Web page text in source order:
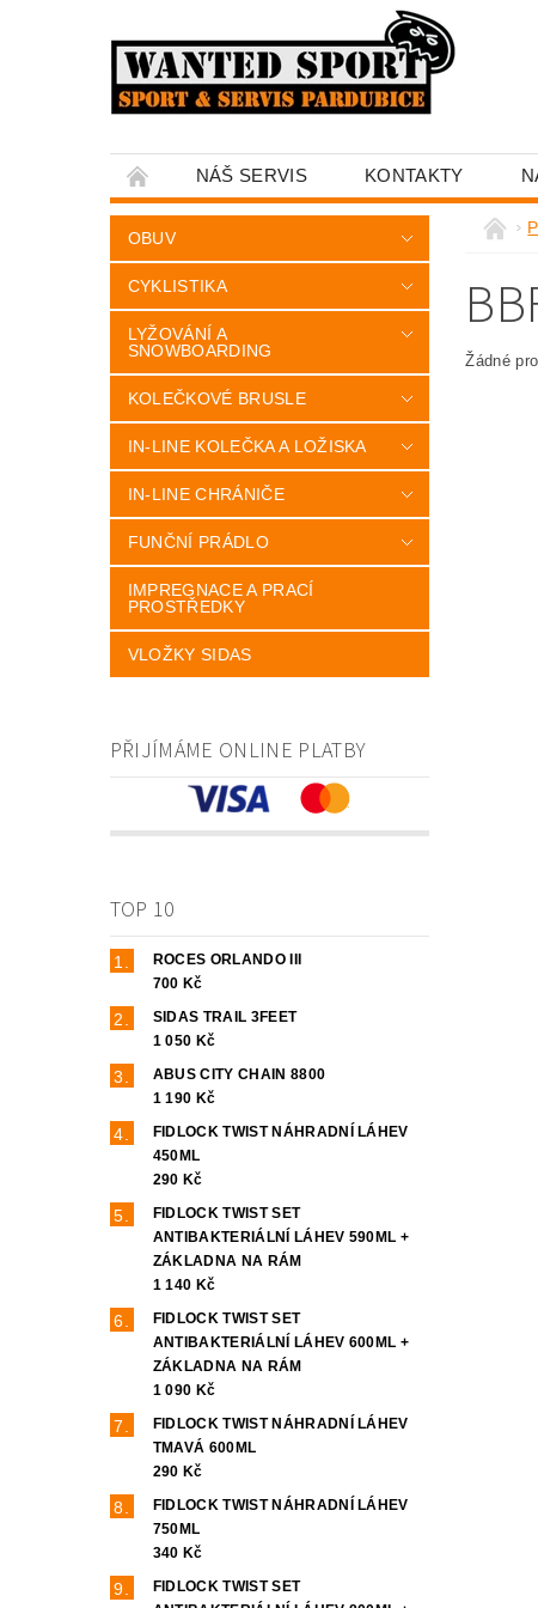
NÁŠ SERVIS KONTAKTY
OBUV
CYKLISTIKA
LYŽOVÁNÍ A
SNOWBOARDING
KOLEČKOVÉ BRUSLE
IN-LINE KOLEČKA A LOŽISKA
IN-LINE CHRÁNIČE
FUNČNÍ PRÁDLO
IMPREGNACE A PRACÍ
PROSTŘEDKY
VLOŽKY SIDAS
PŘIJÍMÁME ONLINE PLATBY
TOP 10
ROCES ORLANDO III
700 Kč
SIDAS TRAIL 3FEET
1 050 Kč
ABUS CITY CHAIN 8800
1 190 Kč
FIDLOCK TWIST NÁHRADNÍ LÁHEV
450ML
290 Kč
FIDLOCK TWIST SET
ANTIBAKTERIÁLNÍ LÁHEV 590ML +
ZÁKLADNA NA RÁM
1 140 Kč
FIDLOCK TWIST SET
ANTIBAKTERIÁLNÍ LÁHEV 600ML +
ZÁKLADNA NA RÁM
1 090 Kč
FIDLOCK TWIST NÁHRADNÍ LÁHEV
TMAVÁ 600ML
290 Kč
FIDLOCK TWIST NÁHRADNÍ LÁHEV
750ML
340 Kč
FIDLOCK TWIST SET
Žádné